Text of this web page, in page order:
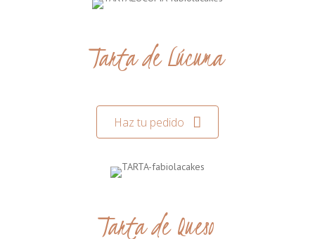
Tarta de Lúcuma
Haz tu pedido
Tarta de Queso